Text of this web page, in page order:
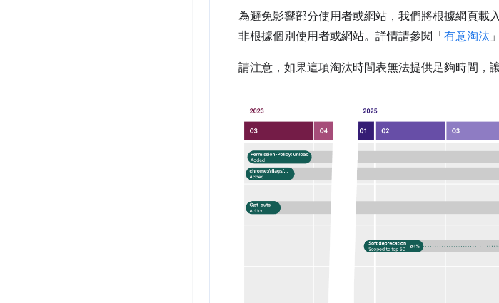
為避免影響部分使用者或網站，我們將根據網頁載
非根據個別使用者或網站。詳情請參閱「 有意淘汰
請注意，如果這項淘汰時間表無法提供足夠時間，